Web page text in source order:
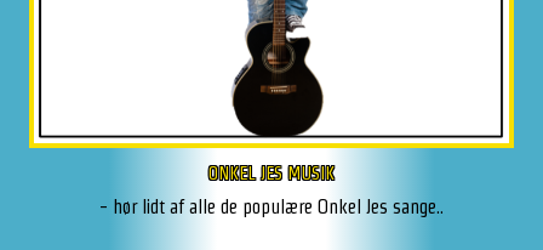
ONKEL JES MUSIK
- hør lidt af alle de populære Onkel Jes sange..